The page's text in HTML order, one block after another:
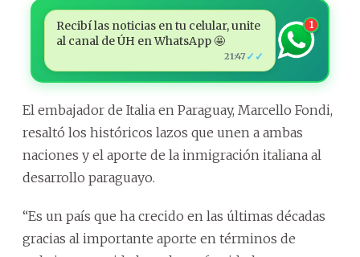
Recibí las noticias en tu celular, unite
al canal de ÚH en WhatsApp 🤩
21:47 ✓✓
1
El embajador de Italia en Paraguay, Marcello Fondi,
resaltó los históricos lazos que unen a ambas
naciones y el aporte de la inmigración italiana al
desarrollo paraguayo.
“Es un país que ha crecido en las últimas décadas
gracias al importante aporte en términos de